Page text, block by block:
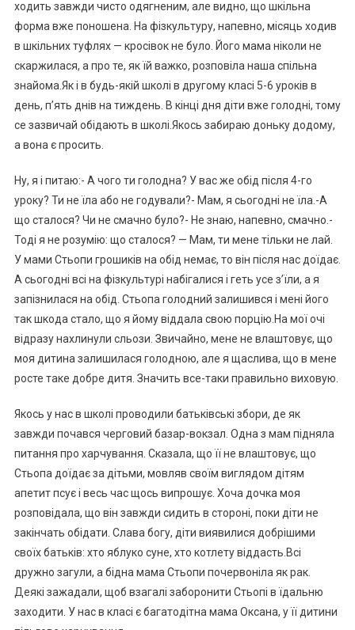
ходить завжди чисто одягненим, але видно, що шкільна
форма вже поношена. На фізкультуру, напевно, місяць ходив
в шкільних туфлях — кросівок не було. Його мама ніколи не
скаржилася, а про те, як їй важко, розповіла наша спільна
знайома.Як і в будь-якій школі в другому класі 5-6 уроків в
день, п’ять днів на тиждень. В кінці дня діти вже голодні, тому
се зазвичай обідають в школі.Якось забираю доньку додому,
а вона є просить.
Ну, я і питаю:- А чого ти голодна? У вас же обід після 4-го
уроку? Ти не їла або не годували?- Мам, я сьогодні не їла.-А
що сталося? Чи не смачно було?- Не знаю, напевно, смачно.-
Тоді я не розумію: що сталося? — Мам, ти мене тільки не лай.
У мами Стьопи грошиків на обід немає, то він після нас доїдає.
А сьогодні всі на фізкультурі набігалися і геть усе з’їли, а я
запізнилася на обід. Стьопа голодний залишився і мені його
так шкода стало, що я йому віддала свою порцію.На мої очі
відразу нахлинули сльози. Звичайно, мене не влаштовує, що
моя дитина залишилася голодною, але я щаслива, що в мене
росте таке добре дитя. Значить все-таки правильно виховую.
Якось у нас в школі проводили батьківські збори, де як
завжди почався черговий базар-вокзал. Одна з мам підняла
питання про харчування. Сказала, що її не влаштовує, що
Стьопа доїдає за дітьми, мовляв своїм виглядом дітям
апетит псує і весь час щось випрошує. Хоча дочка моя
розповідала, що він завжди сидить в стороні, поки діти не
закінчать обідати. Слава богу, діти виявилися добрішими
своїх батьків: хто яблуко суне, хто котлету віддасть.Всі
дружно загули, а бідна мама Стьопи почервоніла як рак.
Деякі зажадали, щоб взагалі заборонити Стьопі в їдальню
заходити. У нас в класі є багатодітна мама Оксана, у її дитини